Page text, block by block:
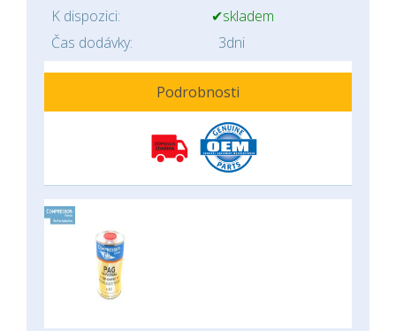
K dispozici:
✔skladem
Čas dodávky:
3dni
Podrobnosti